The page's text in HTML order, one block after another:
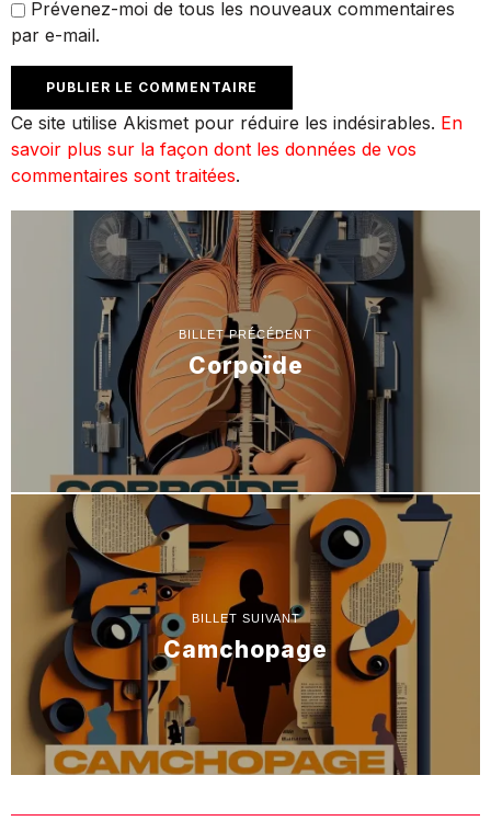
Prévenez-moi de tous les nouveaux commentaires
par e-mail.
Ce site utilise Akismet pour réduire les indésirables. En
savoir plus sur la façon dont les données de vos
commentaires sont traitées.
BILLET PRÉCÉDENT
Corpoïde
BILLET SUIVANT
Camchopage